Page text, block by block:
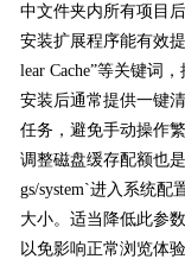
中文件夹内所有项目
安装扩展程序能有效
lear Cache”等关键词
安装后通常提供一键
任务，避免手动操作繁
调整磁盘缓存配额也
gs/system`进入系统配
大小。适当降低此参
以免影响正常浏览体验